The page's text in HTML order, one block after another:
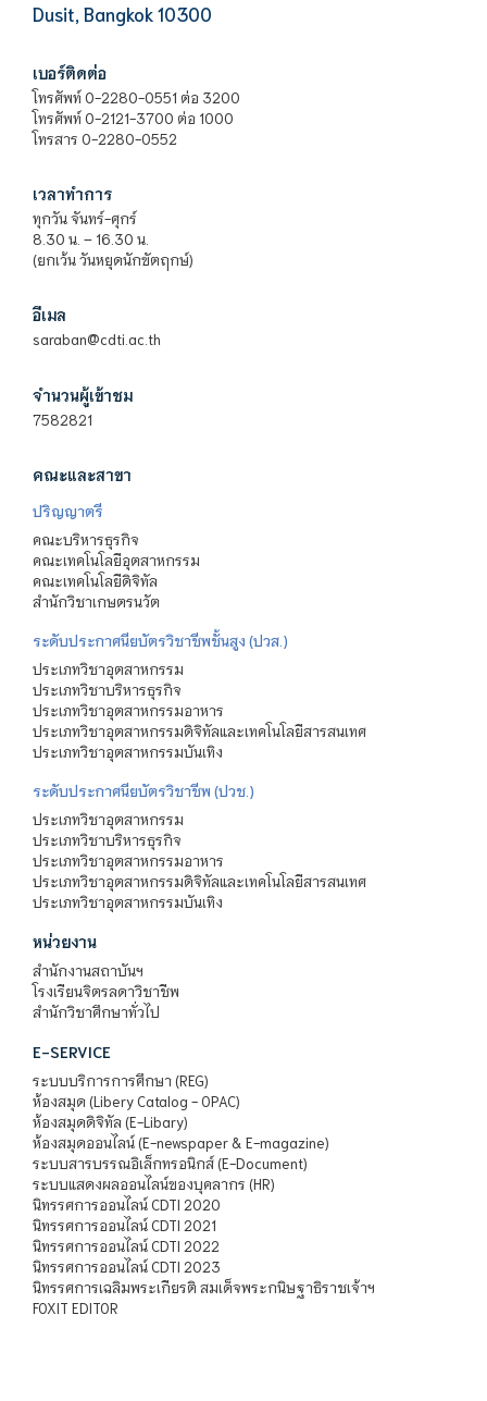
Dusit, Bangkok 10300
เบอร์ติดต่อ
โทรศัพท์ 0-2280-0551 ต่อ 3200
โทรศัพท์ 0-2121-3700 ต่อ 1000
โทรสาร 0-2280-0552
เวลาทำการ
ทุกวัน จันทร์-ศุกร์
8.30 น. – 16.30 น.
(ยกเว้น วันหยุดนักขัตฤกษ์)
อีเมล
saraban@cdti.ac.th
จำนวนผู้เข้าชม
7582821
คณะและสาขา
ปริญญาตรี
คณะบริหารธุรกิจ
คณะเทคโนโลยีอุตสาหกรรม
คณะเทคโนโลยีดิจิทัล
สำนักวิชาเกษตรนวัต
ระดับประกาศนียบัตรวิชาชีพชั้นสูง (ปวส.)
ประเภทวิชาอุตสาหกรรม
ประเภทวิชาบริหารธุรกิจ
ประเภทวิชาอุตสาหกรรมอาหาร
ประเภทวิชาอุตสาหกรรมดิจิทัลและเทคโนโลยีสารสนเทศ
ประเภทวิชาอุตสาหกรรมบันเทิง
ระดับประกาศนียบัตรวิชาชีพ (ปวช.)
ประเภทวิชาอุตสาหกรรม
ประเภทวิชาบริหารธุรกิจ
ประเภทวิชาอุตสาหกรรมอาหาร
ประเภทวิชาอุตสาหกรรมดิจิทัลและเทคโนโลยีสารสนเทศ
ประเภทวิชาอุตสาหกรรมบันเทิง
หน่วยงาน
สำนักงานสถาบันฯ
โรงเรียนจิตรลดาวิชาชีพ
สำนักวิชาศึกษาทั่วไป
E-SERVICE
ระบบบริการการศึกษา (REG)
ห้องสมุด (Libery Catalog - OPAC)
ห้องสมุดดิจิทัล (E-Libary)
ห้องสมุดออนไลน์ (E-newspaper & E-magazine)
ระบบสารบรรณอิเล็กทรอนิกส์ (E-Document)
ระบบแสดงผลออนไลน์ของบุคลากร (HR)
นิทรรศการออนไลน์ CDTI 2020
นิทรรศการออนไลน์ CDTI 2021
นิทรรศการออนไลน์ CDTI 2022
นิทรรศการออนไลน์ CDTI 2023
นิทรรศการเฉลิมพระเกียรติ สมเด็จพระกนิษฐาธิราชเจ้าฯ
FOXIT EDITOR